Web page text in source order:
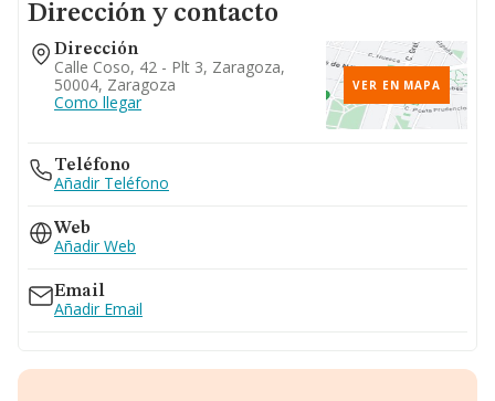
Dirección y contacto
Dirección
Calle Coso, 42 - Plt 3, Zaragoza,
50004, Zaragoza
Como llegar
VER EN MAPA
Teléfono
Añadir Teléfono
Web
Añadir Web
Email
Añadir Email